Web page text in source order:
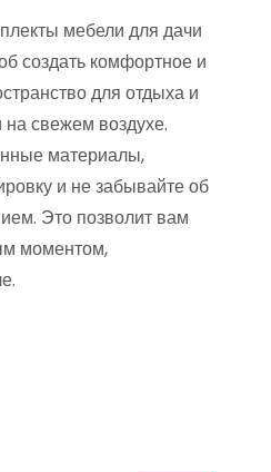
мебели для дачи
создать комфортное и
для отдыха и
свежем воздухе.
материалы,
и не забывайте об
Это позволит вам
моментом,